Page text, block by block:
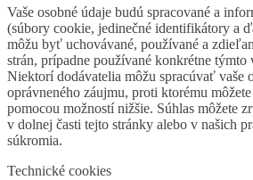
Vaše osobné údaje budú spracované a
(súbory cookie, jedinečné identifikátory a
môžu byť uchovávané, používané a
strán, prípadne používané konkrétne
Niektorí dodávatelia môžu spracúvať vaše
oprávneného záujmu, proti ktorému
pomocou možností nižšie. Súhlas môžete
v dolnej časti tejto stránky alebo v našich
súkromia.
Technické cookies